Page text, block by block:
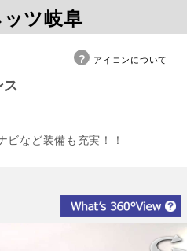
ッツ岐阜
アイコンについて
ビなど装備も充実！！